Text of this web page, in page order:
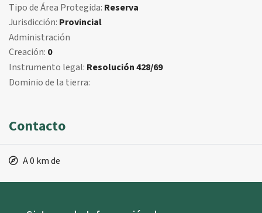
Tipo de Área Protegida: Reserva
Jurisdicción: Provincial
Administración
Creación: 0
Instrumento legal: Resolución 428/69
Dominio de la tierra:
Contacto
A 0 km de